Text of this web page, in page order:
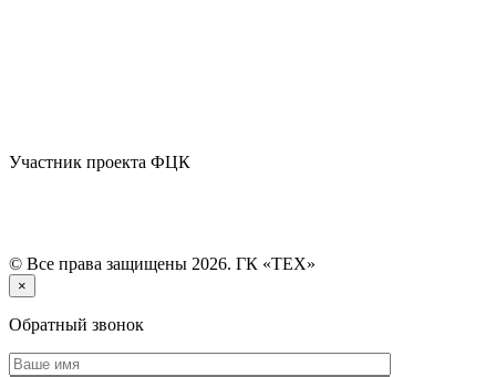
Участник проекта ФЦК
© Все права защищены 2026. ГК «ТЕХ»
×
Обратный звонок